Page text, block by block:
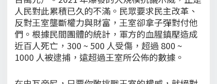
人民對此累積已久的不滿。民眾要求民主改革、
反對王室壟斷權力與財富，王室卻拿子彈對付他
們。根據民間團體的統計，軍方的血腥鎮壓造成
近百人死亡，300 ~ 500 人受傷，超過 800 ~
1000 人被逮捕，遠超過王室所公佈的數據。